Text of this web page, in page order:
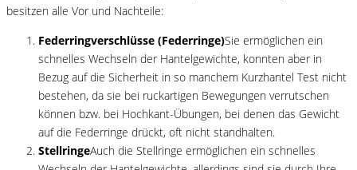
besitzen alle Vor und Nachteile:
Federringverschlüsse (Federringe)Sie ermöglichen ein
schnelles Wechseln der Hantelgewichte, konnten aber in
Bezug auf die Sicherheit in so manchem Kurzhantel Test nicht
bestehen, da sie bei ruckartigen Bewegungen verrutschen
können bzw. bei Hochkant-Übungen, bei denen das Gewicht
auf die Federringe drückt, oft nicht standhalten.
StellringeAuch die Stellringe ermöglichen ein schnelles